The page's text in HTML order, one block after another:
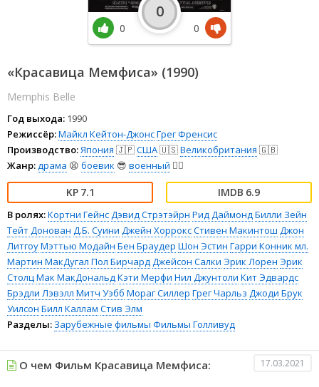
«Красавица Мемфиса» (1990)
Memphis Belle
Год выхода: 1990
Режиссёр:Майкл Кейтон-ДжонсГрег Френсис
Производство:Япония 🇯🇵США🇺🇸Великобритания 🇬🇧
Жанр: драма 😫 боевик 😎 военный 👨‍✈️
7.1 6.9
В ролях:Кортни Гейнс Дэвид Стрэтэйрн Рид Даймонд Билли Зейн
Тейт Донован Д.Б. Суини Джейн ХорроксСтивен Макинтош Джон
ЛитгоуМэттью Модайн Бен Браудер Шон Эстин Гарри Конник мл.
Мартин МакДугал Пол Бирчард Джейсон Салки Эрик Лорен Эрик
Столц Мак МакДональд Кэти Мерфи Нил Джунтоли Кит Эдвардс
Брэдли Лэвэлл Митч Уэбб Мораг Силлер Грег Чарльз Джоди Брук
Уилсон Билл Каллам Стив Элм
Разделы: Зарубежные фильмы Фильмы Голливуд
0
0
0
О чем Фильм Красавица Мемфиса: 17.03.2021